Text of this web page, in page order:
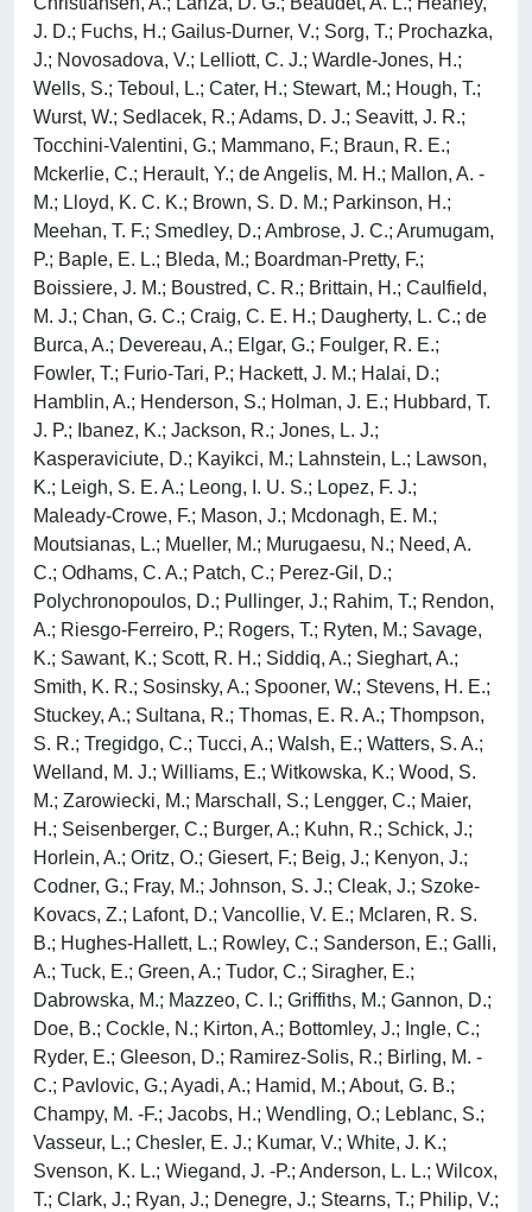
J. D.; Fuchs, H.; Gailus-Durner, V.; Sorg, T.; Prochazka,
J.; Novosadova, V.; Lelliott, C. J.; Wardle-Jones, H.;
Wells, S.; Teboul, L.; Cater, H.; Stewart, M.; Hough, T.;
Wurst, W.; Sedlacek, R.; Adams, D. J.; Seavitt, J. R.;
Tocchini-Valentini, G.; Mammano, F.; Braun, R. E.;
Mckerlie, C.; Herault, Y.; de Angelis, M. H.; Mallon, A. -
M.; Lloyd, K. C. K.; Brown, S. D. M.; Parkinson, H.;
Meehan, T. F.; Smedley, D.; Ambrose, J. C.; Arumugam,
P.; Baple, E. L.; Bleda, M.; Boardman-Pretty, F.;
Boissiere, J. M.; Boustred, C. R.; Brittain, H.; Caulfield,
M. J.; Chan, G. C.; Craig, C. E. H.; Daugherty, L. C.; de
Burca, A.; Devereau, A.; Elgar, G.; Foulger, R. E.;
Fowler, T.; Furio-Tari, P.; Hackett, J. M.; Halai, D.;
Hamblin, A.; Henderson, S.; Holman, J. E.; Hubbard, T.
J. P.; Ibanez, K.; Jackson, R.; Jones, L. J.;
Kasperaviciute, D.; Kayikci, M.; Lahnstein, L.; Lawson,
K.; Leigh, S. E. A.; Leong, I. U. S.; Lopez, F. J.;
Maleady-Crowe, F.; Mason, J.; Mcdonagh, E. M.;
Moutsianas, L.; Mueller, M.; Murugaesu, N.; Need, A.
C.; Odhams, C. A.; Patch, C.; Perez-Gil, D.;
Polychronopoulos, D.; Pullinger, J.; Rahim, T.; Rendon,
A.; Riesgo-Ferreiro, P.; Rogers, T.; Ryten, M.; Savage,
K.; Sawant, K.; Scott, R. H.; Siddiq, A.; Sieghart, A.;
Smith, K. R.; Sosinsky, A.; Spooner, W.; Stevens, H. E.;
Stuckey, A.; Sultana, R.; Thomas, E. R. A.; Thompson,
S. R.; Tregidgo, C.; Tucci, A.; Walsh, E.; Watters, S. A.;
Welland, M. J.; Williams, E.; Witkowska, K.; Wood, S.
M.; Zarowiecki, M.; Marschall, S.; Lengger, C.; Maier,
H.; Seisenberger, C.; Burger, A.; Kuhn, R.; Schick, J.;
Horlein, A.; Oritz, O.; Giesert, F.; Beig, J.; Kenyon, J.;
Codner, G.; Fray, M.; Johnson, S. J.; Cleak, J.; Szoke-
Kovacs, Z.; Lafont, D.; Vancollie, V. E.; Mclaren, R. S.
B.; Hughes-Hallett, L.; Rowley, C.; Sanderson, E.; Galli,
A.; Tuck, E.; Green, A.; Tudor, C.; Siragher, E.;
Dabrowska, M.; Mazzeo, C. I.; Griffiths, M.; Gannon, D.;
Doe, B.; Cockle, N.; Kirton, A.; Bottomley, J.; Ingle, C.;
Ryder, E.; Gleeson, D.; Ramirez-Solis, R.; Birling, M. -
C.; Pavlovic, G.; Ayadi, A.; Hamid, M.; About, G. B.;
Champy, M. -F.; Jacobs, H.; Wendling, O.; Leblanc, S.;
Vasseur, L.; Chesler, E. J.; Kumar, V.; White, J. K.;
Svenson, K. L.; Wiegand, J. -P.; Anderson, L. L.; Wilcox,
T.; Clark, J.; Ryan, J.; Denegre, J.; Stearns, T.; Philip, V.;